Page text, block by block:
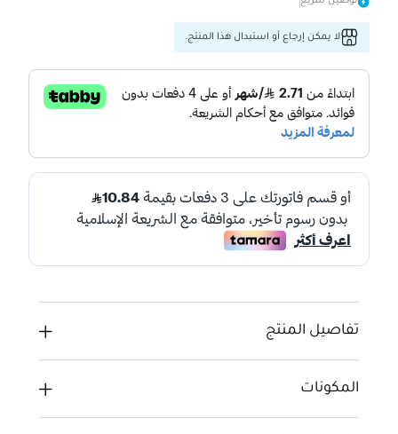
لا يمكن إرجاع أو استبدال هذا المنتج.
تفاصيل المنتج
المكونات